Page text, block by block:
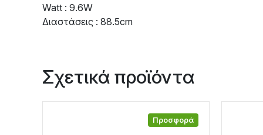
Watt : 9.6W
Διαστάσεις : 88.5cm
Σχετικά προϊόντα
Προσφορά